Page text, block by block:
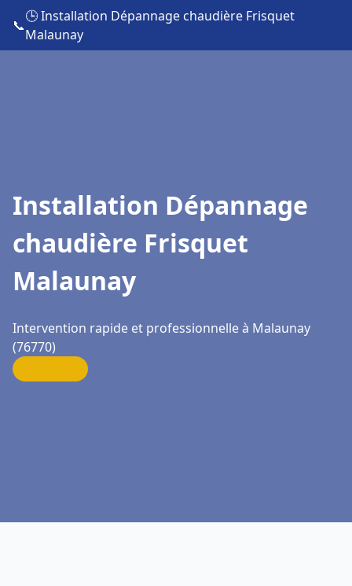
📞
🕒 Installation Dépannage chaudière Frisquet
Malaunay
Installation Dépannage
chaudière Frisquet
Malaunay
Intervention rapide et professionnelle à Malaunay
(76770)